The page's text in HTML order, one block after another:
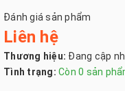
Đánh giá sản phẩm
Liên hệ
Thương hiệu: Đang cập
Tình trạng: Còn 0 sản